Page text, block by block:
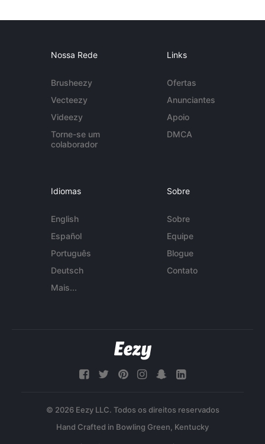
Nossa Rede
Brusheezy
Vecteezy
Videezy
Torne-se um
colaborador
Links
Ofertas
Anunciantes
Apoio
DMCA
Idiomas
English
Español
Português
Deutsch
Mais...
Sobre
Sobre
Equipe
Blogue
Contato
© 2026 Eezy LLC. Todos os direitos reservados